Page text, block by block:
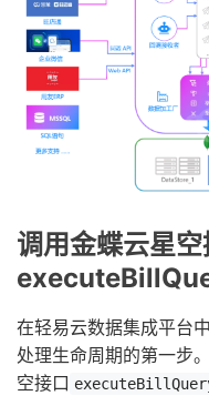
调用金蝶云星空
在轻易云数据集成平台
处理生命周期的第一步
空接口